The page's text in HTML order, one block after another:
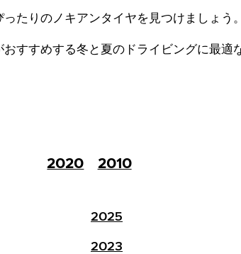
たりのノキアンタイヤを見つけましょう。
すすめする冬と夏のドライビングに最適
2020
2010
2025
2023